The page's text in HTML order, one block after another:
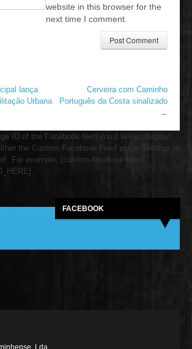
website in this browser for the
next time I comment.
lança
Urbana
Cerveira com Caminho
Português da Costa sinalizado
→
ID of the Facebook feed you'd like to display.
the Custom Facebook Feed plugin settings or
For example, [custom-facebook-feed
FACEBOOK
Lda.